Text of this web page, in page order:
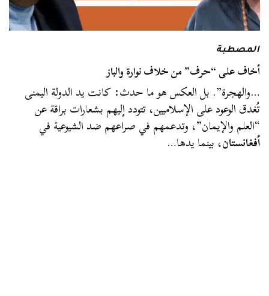
المصطبة
أخاف على “حرف” من خلاف نوارة والباز
…والهجرة”. بل العكس هو ما حدث: كانت يد الدولة اليمنى
تُغدق الوعود على الإسلاميين، تتودد إليهم بشعارات براقة عن
“العلم والإيمان”، وتدعمهم في صراعهم ضد الشيوعية في
أفغانستان، بينما يدها…